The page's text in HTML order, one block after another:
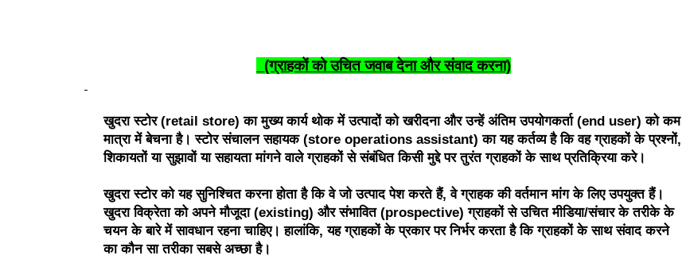
(ग्राहकों को उचित जवाब देना और संवाद करना)
खुदरा स्टोर (retail store) का मुख्य कार्य थोक में उत्पादों को खरीदना और उन्हें अंतिम उपयोगकर्ता (end user) को कम
मात्रा में बेचना है। स्टोर संचालन सहायक (store operations assistant) का यह कर्तव्य है कि वह ग्राहकों के प्रश्नों,
शिकायतों या सुझावों या सहायता मांगने वाले ग्राहकों से संबंधित किसी मुद्दे पर तुरंत ग्राहकों के साथ प्रतिक्रिया करे।
खुदरा स्टोर को यह सुनिश्चित करना होता है कि वे जो उत्पाद पेश करते हैं, वे ग्राहक की वर्तमान मांग के लिए उपयुक्त हैं।
खुदरा विक्रेता को अपने मौजूदा (existing) और संभावित (prospective) ग्राहकों से उचित मीडिया/संचार के तरीके के
चयन के बारे में सावधान रहना चाहिए। हालांकि, यह ग्राहकों के प्रकार पर निर्भर करता है कि ग्राहकों के साथ संवाद करने
का कौन सा तरीका सबसे अच्छा है।